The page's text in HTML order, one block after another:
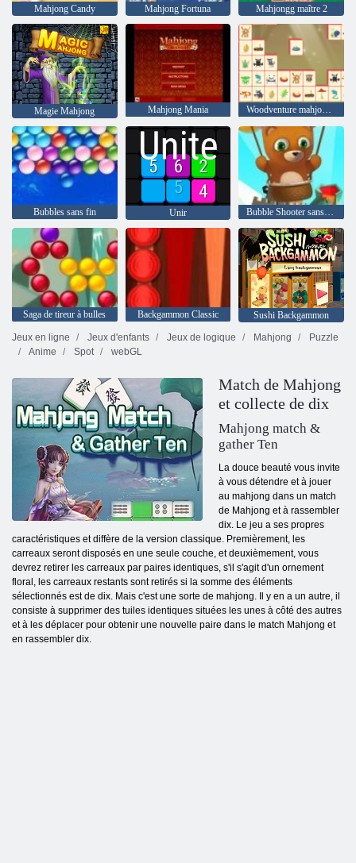
Mahjong Candy Mahjong Fortuna Mahjongg maître 2
Magie Mahjong Mahjong Mania Woodventure mahjong connecter
Bubbles sans fin Unir Bubble Shooter sans fin
Saga de tireur à bulles Backgammon Classic
Sushi Backgammon
Jeux en ligne
Jeux d'enfants Jeux de logique Mahjong
Puzzle
Anime
Spot webGL
Match de Mahjong
et collecte de dix
Mahjong match &
gather Ten
La douce beauté vous invite
à vous détendre et à jouer
au mahjong dans un match
de Mahjong et à rassembler
dix. Le jeu a ses propres
caractéristiques et diffère de la version classique. Premièrement, les
carreaux seront disposés en une seule couche, et deuxièmement, vous
devrez retirer les carreaux par paires identiques, s'il s'agit d'un ornement
floral, les carreaux restants sont retirés si la somme des éléments
sélectionnés est de dix. Mais c'est une sorte de mahjong. Il y en a un autre, il
consiste à supprimer des tuiles identiques situées les unes à côté des autres
et à les déplacer pour obtenir une nouvelle paire dans le match Mahjong et
en rassembler dix.